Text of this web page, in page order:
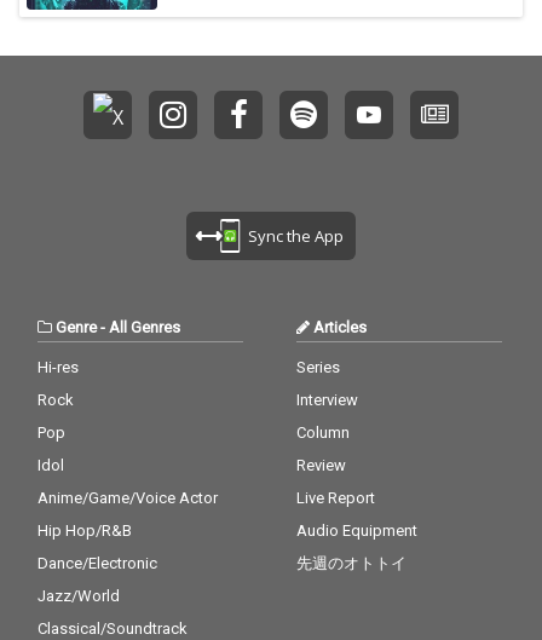
Sync the App
Genre-All Genres
Hi-res
Rock
Pop
Idol
Anime/Game/Voice Actor
Hip Hop/R&B
Dance/Electronic
Jazz/World
Classical/Soundtrack
Articles
Series
Interview
Column
Review
Live Report
Audio Equipment
先週のオトトイ